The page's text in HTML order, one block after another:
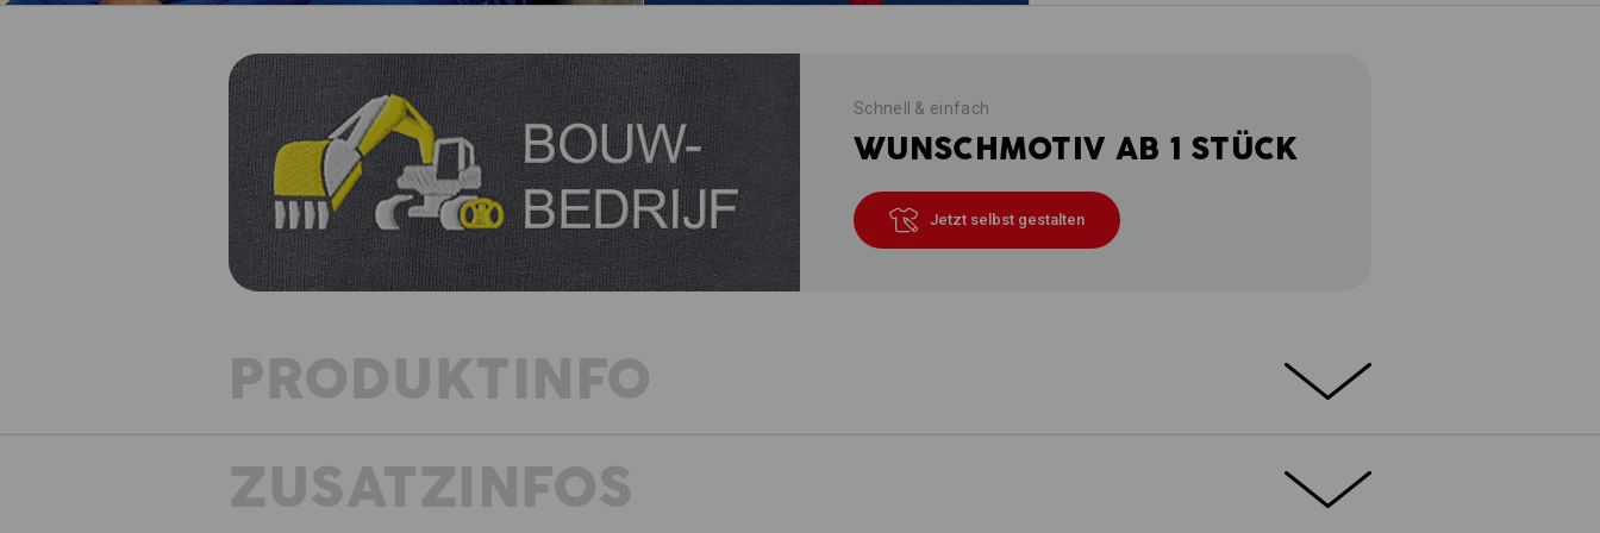
Schnell & einfach
WUNSCHMOTIV AB 1 STÜCK
Jetzt selbst gestalten
PRODUKTINFO
Der sportliche Funktions-Troyer thermo stretch e.s.motion 2020 ist ein echter
ZUSATZINFOS